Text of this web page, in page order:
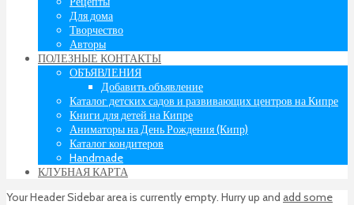
Для дома
Творчество
Авторы
ПОЛЕЗНЫЕ КОНТАКТЫ
ОБЪЯВЛЕНИЯ
Добавить объявление
Каталог детских садов и развивающих центров на Кипре
Книги для детей на Кипре
Аниматоры на День Рождения (Кипр)
Каталог кондитеров
Handmade
КЛУБНАЯ КАРТА
Your Header Sidebar area is currently empty. Hurry up and add some